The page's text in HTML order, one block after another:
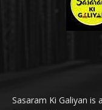
Sasaram Ki Galiyan is